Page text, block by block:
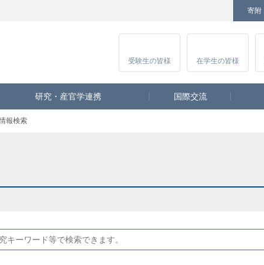
寄附
Instagram
受験生の皆様 在学生の皆様
研究・産官学連携 国際交流
報検索